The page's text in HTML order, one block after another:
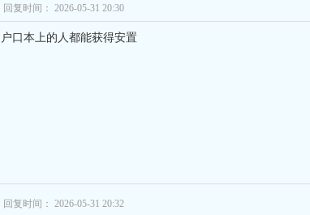
回复时间： 2026-05-31 20:30
户口本上的人都能获得安置
回复时间： 2026-05-31 20:32